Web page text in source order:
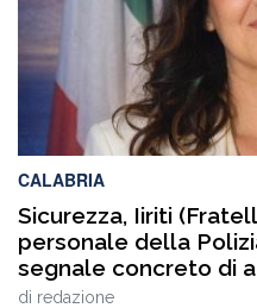
CALABRIA
Sicurezza, Iiriti
personale della
segnale concreto di
territori”
di redazione